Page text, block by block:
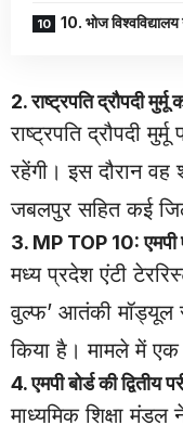
10. भोज
2. राष्ट्रपति द्रौपदी मुर्मू
राष्ट्रपति द्रौपदी
रहेंगी। इस दौरान वह
जबलपुर सहित कई
3. MP TOP 10: एमपी
मध्य प्रदेश एंटी
वुल्फ’ आतंकी मॉड्यूल
किया है। मामले में एक
4. एमपी बोर्ड की द्वितीय
माध्यमिक शिक्षा मंडल